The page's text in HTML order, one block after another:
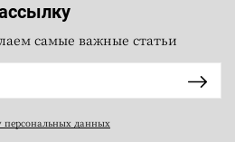
самые важные статьи
персональных данных